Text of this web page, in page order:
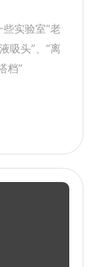
实验室“老
吸头”、“离
档”